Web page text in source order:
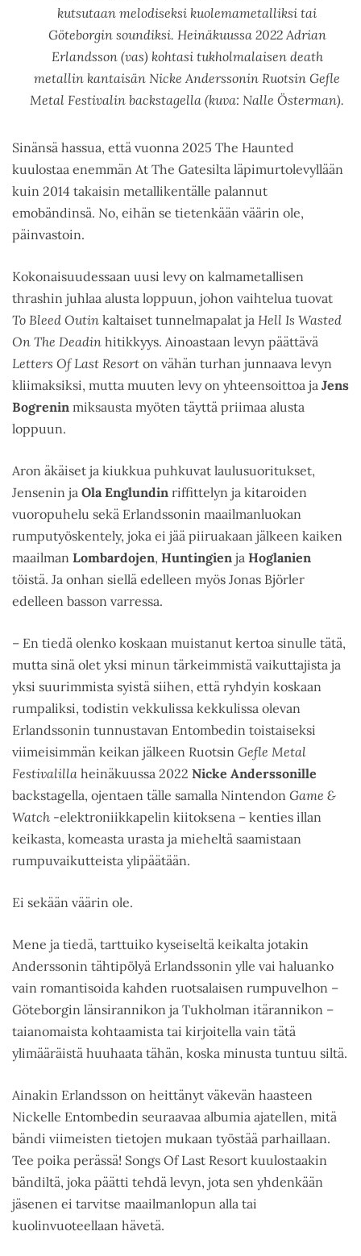
kutsutaan melodiseksi kuolemametalliksi tai
Göteborgin soundiksi. Heinäkuussa 2022 Adrian
Erlandsson (vas) kohtasi tukholmalaisen death
metallin kantaisän Nicke Anderssonin Ruotsin Gefle
Metal Festivalin backstagella (kuva: Nalle Österman).
Sinänsä hassua, että vuonna 2025 The Haunted
kuulostaa enemmän At The Gatesilta läpimurtolevyllään
kuin 2014 takaisin metallikentälle palannut
emobändinsä. No, eihän se tietenkään väärin ole,
päinvastoin.
Kokonaisuudessaan uusi levy on kalmametallisen
thrashin juhlaa alusta loppuun, johon vaihtelua tuovat
To Bleed Outin kaltaiset tunnelmapalat ja Hell Is Wasted
On The Deadin hitikkyys. Ainoastaan levyn päättävä
Letters Of Last Resort on vähän turhan junnaava levyn
kliimaksiksi, mutta muuten levy on yhteensoittoa ja Jens
Bogrenin miksausta myöten täyttä priimaa alusta
loppuun.
Aron äkäiset ja kiukkua puhkuvat laulusuoritukset,
Jensenin ja Ola Englundin riffittelyn ja kitaroiden
vuoropuhelu sekä Erlandssonin maailmanluokan
rumputyöskentely, joka ei jää piiruakaan jälkeen kaiken
maailman Lombardojen, Huntingien ja Hoglanien
töistä. Ja onhan siellä edelleen myös Jonas Björler
edelleen basson varressa.
– En tiedä olenko koskaan muistanut kertoa sinulle tätä,
mutta sinä olet yksi minun tärkeimmistä vaikuttajista ja
yksi suurimmista syistä siihen, että ryhdyin koskaan
rumpaliksi, todistin vekkulissa kekkulissa olevan
Erlandssonin tunnustavan Entombedin toistaiseksi
viimeisimmän keikan jälkeen Ruotsin Gefle Metal
Festivalilla heinäkuussa 2022 Nicke Anderssonille
backstagella, ojentaen tälle samalla Nintendon Game &
Watch -elektroniikkapelin kiitoksena – kenties illan
keikasta, komeasta urasta ja mieheltä saamistaan
rumpuvaikutteista ylipäätään.
Ei sekään väärin ole.
Mene ja tiedä, tarttuiko kyseiseltä keikalta jotakin
Anderssonin tähtipölyä Erlandssonin ylle vai haluanko
vain romantisoida kahden ruotsalaisen rumpuvelhon –
Göteborgin länsirannikon ja Tukholman itärannikon –
taianomaista kohtaamista tai kirjoitella vain tätä
ylimääräistä huuhaata tähän, koska minusta tuntuu siltä.
Ainakin Erlandsson on heittänyt väkevän haasteen
Nickelle Entombedin seuraavaa albumia ajatellen, mitä
bändi viimeisten tietojen mukaan työstää parhaillaan.
Tee poika perässä! Songs Of Last Resort kuulostaakin
bändiltä, joka päätti tehdä levyn, jota sen yhdenkään
jäsenen ei tarvitse maailmanlopun alla tai
kuolinvuoteellaan hävetä.